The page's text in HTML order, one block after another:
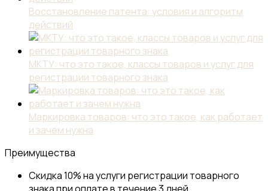
Восстановление патента: условия и алгоритм
действий
МКТУ: что это такое, классы товаров и услуг для
регистрации товарного знака
Маркировка товаров: что это такое, как работает
и зачем нужна
Преимущества
Скидка 10% на услуги регистрации товарного